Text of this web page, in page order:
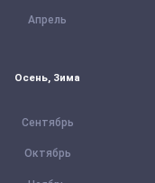
Апрель
Осень, Зима
Сентябрь
Октябрь